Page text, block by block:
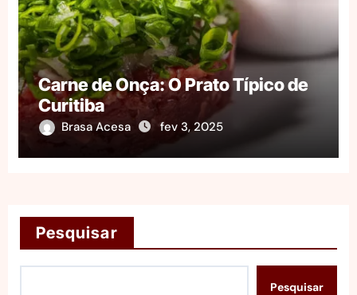
Carne de Onça: O Prato Típico de
Curitiba
Brasa Acesa fev 3, 2025
Pesquisar
Pesquisar